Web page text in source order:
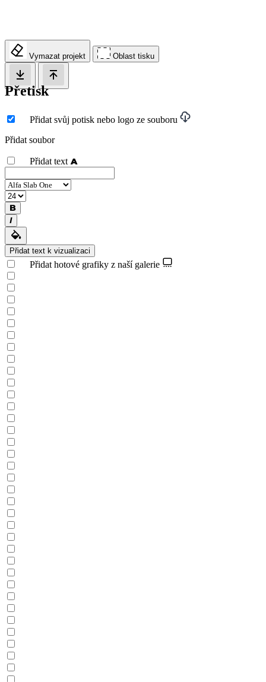
Vymazat projekt Oblast tisku
Přetisk
Přidat svůj potisk nebo logo ze souboru
Přidat soubor
Přidat text
Přidat text k vizualizaci
Přidat hotové grafiky z naší galerie